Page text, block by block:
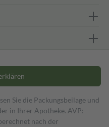
Sie die Packungsbeilage und
in Ihrer Apotheke. AVP:
nach der